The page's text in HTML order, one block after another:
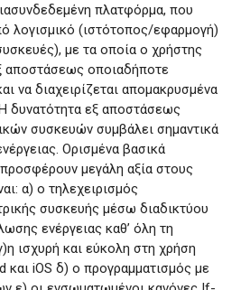
πλατφόρμα, που
λογισμικό (ιστότοπος/εφαρμογή)
με τα οποία ο χρήστης
αποστάσεως οποιαδήποτε
να διαχειρίζεται απομακρυσμένα
δυνατότητα εξ αποστάσεως
συσκευών συμβάλει σημαντικά
Ορισμένα βασικά
μεγάλη αξία στους
α) ο τηλεχειρισμός
συσκευής μέσω διαδικτύου
ενέργειας καθ’ όλη τη
ισχυρή και εύκολη στη χρήση
και iOS δ) ο προγραμματισμός με